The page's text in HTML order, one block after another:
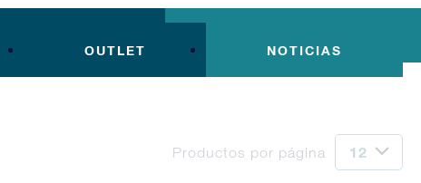
OUTLET NOTICIAS
Productos por página